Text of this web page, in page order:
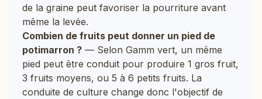
de la graine peut favoriser la pourriture avant
même la levée.
Combien de fruits peut donner un pied de
potimarron ? — Selon Gamm vert, un même
pied peut être conduit pour produire 1 gros fruit,
3 fruits moyens, ou 5 à 6 petits fruits. La
conduite de culture change donc l'objectif de